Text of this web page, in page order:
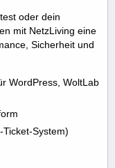
oder dein
mit NetzLiving eine
Sicherheit und
WordPress, WoltLab
System)